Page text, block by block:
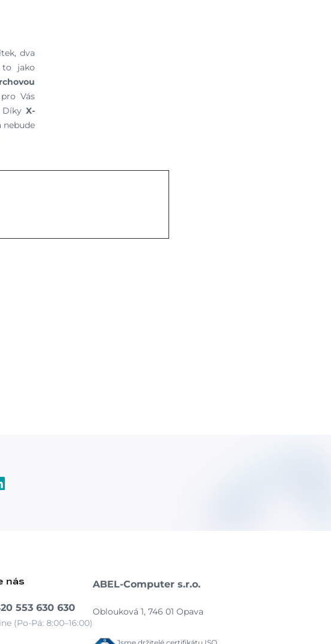
dva
to jako
Vás
X-
nebude
nás
553 630 630
(Po-Pá: 8:00–16:00)
ABEL-Computer s.r.o.
Oblouková 1, 746 01 Opava